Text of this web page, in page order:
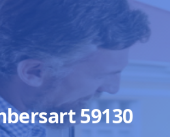
59130